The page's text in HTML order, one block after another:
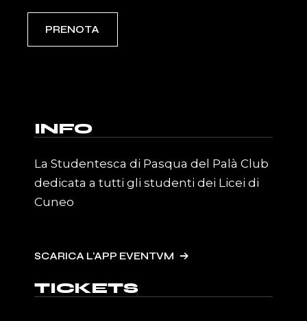
PRENOTA
INFO
La Studentesca di Pasqua del Palà Club
dedicata a tutti gli studenti dei Licei di
Cuneo
SCARICA L'APP EVENTVM
TICKETS